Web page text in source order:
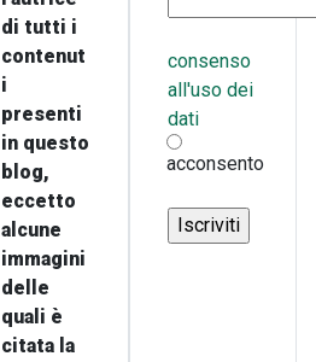
di tutti i
contenut
i
presenti
in questo
blog,
eccetto
alcune
immagini
delle
quali è
citata la
consenso
all'uso dei
dati
acconsento